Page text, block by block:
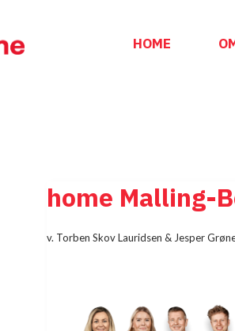
HOME
home Malling-
v. Torben Skov Lauridsen & Jesper